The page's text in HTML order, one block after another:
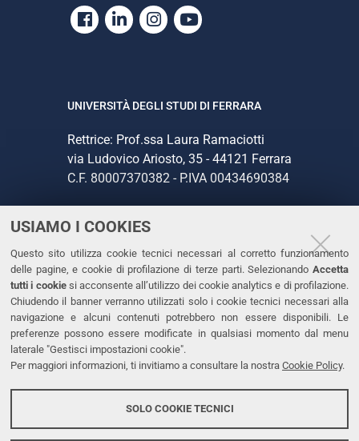
USIAMO I COOKIES
Questo sito utilizza cookie tecnici necessari al corretto funzionamento
delle pagine, e cookie di profilazione di terze parti. Selezionando Accetta
tutti i cookiesi acconsente all’utilizzo dei cookie analytics e di profilazione.
Chiudendo il banner verranno utilizzati solo i cookie tecnici necessari alla
navigazione e alcuni contenuti potrebbero non essere disponibili. Le
preferenze possono essere modificate in qualsiasi momento dal menu
laterale "Gestisci impostazioni cookie".
Per maggiori informazioni, ti invitiamo a consultare la nostra Cookie Policy.
SOLO COOKIE TECNICI
Facebook
LinkedinInstagram
Youtube
UNIVERSITÀ DEGLI STUDI DI FERRARA
Rettrice: Prof.ssa Laura Ramaciotti
via Ludovico Ariosto, 35 - 44121 Ferrara
C.F. 80007370382 - P.IVA 00434690384
CONTATTI
Tel. +39 0532 293111
Fax. +39 0532 293031
PEC
LINKS
Dichiarazione di accessibilità
Protezione dati personali